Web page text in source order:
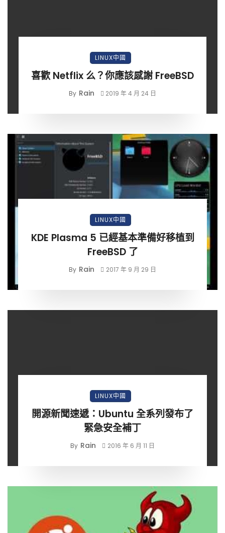
LINUX中國
喜歡 Netflix 么？你應該感謝 FreeBSD
By Rain 2019 年 4 月 24 日
LINUX中國
KDE Plasma 5 已經基本準備好移植到
FreeBSD 了
By Rain 2017 年 9 月 29 日
LINUX中國
開源新聞速遞：Ubuntu 全系列發布了
緊急安全補丁
By Rain 2016 年 6 月 11 日